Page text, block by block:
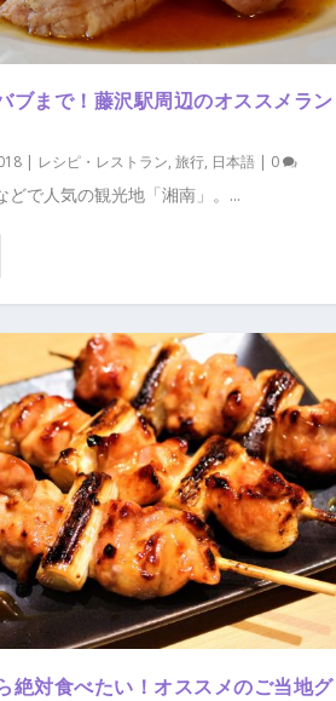
ブまで！藤沢駅周辺のオススメラン
| レシピ・レストラン,旅行, 日本語 | 0
どで人気の観光地「湘南」。...
絶対食べたい！オススメのご当地グ